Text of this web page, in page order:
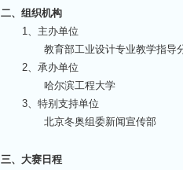
二、组织机构
1、主办单位
教育部工业设计专业教学指导
2、承办单位
哈尔滨工程大学
3、特别支持单位
北京冬奥组委新闻宣传部
三、大赛日程